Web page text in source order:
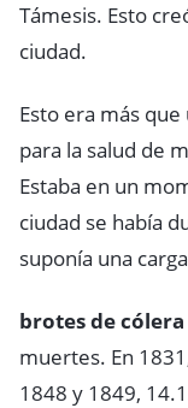
Támesis. Esto
ciudad.
Esto era más
para la salud de
Estaba en un
ciudad se había
suponía una
brotes de cólera
muertes. En
1848 y 1849,